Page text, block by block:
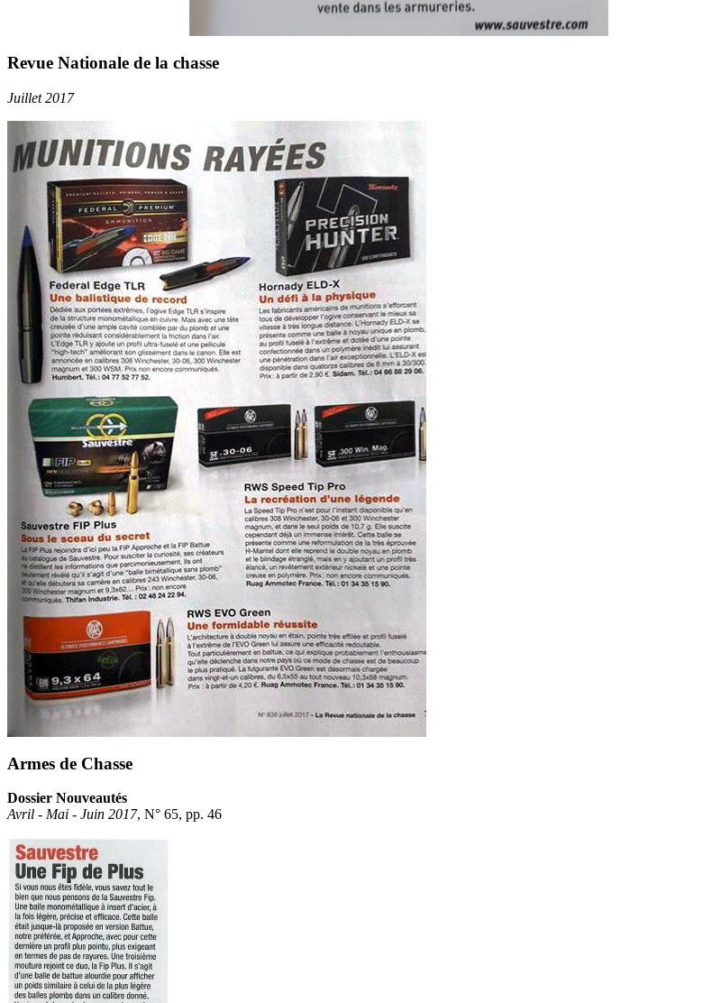
Revue Nationale de la chasse
Juillet 2017
Armes de Chasse
Dossier Nouveautés
Avril - Mai - Juin 2017, N° 65, pp. 46